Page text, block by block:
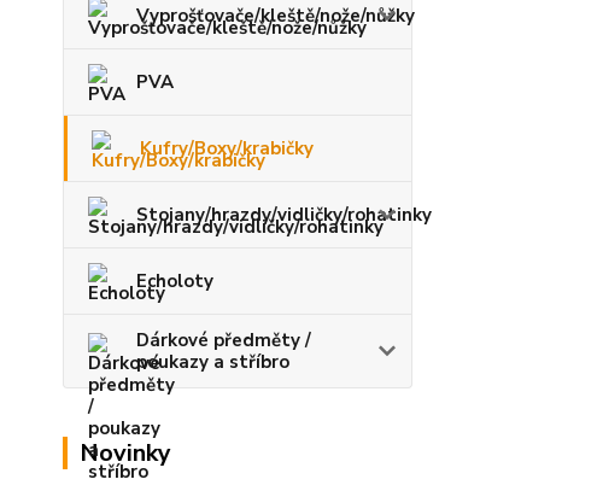
Vyprošťovače/kleště/nože/nůžky
PVA
Kufry/Boxy/krabičky
Stojany/hrazdy/vidličky/rohatinky
Echoloty
Dárkové předměty /
poukazy a stříbro
Novinky